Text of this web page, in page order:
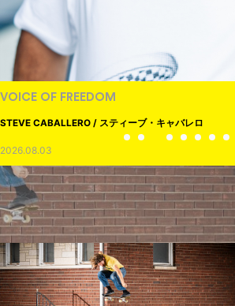
VOICE OF FREEDOM
STEVE CABALLERO / スティーブ・キャバレロ
2026.08.03